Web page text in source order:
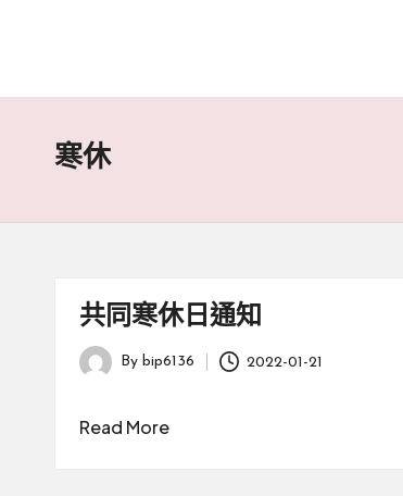
寒休
共同寒休日通知
PostedBy bip6136 2022-01-21
Read More